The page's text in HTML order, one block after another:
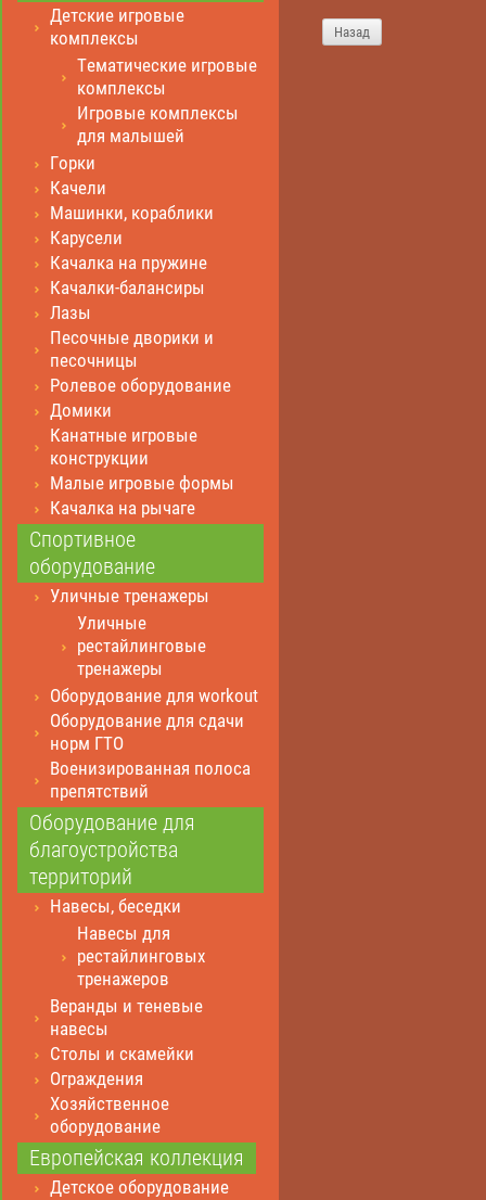
Детские игровые
комплексы
Тематические игровые
комплексы
Игровые комплексы
для малышей
Горки
Качели
Машинки, кораблики
Карусели
Качалка на пружине
Качалки-балансиры
Лазы
Песочные дворики и
песочницы
Ролевое оборудование
Домики
Канатные игровые
конструкции
Малые игровые формы
Качалка на рычаге
Спортивное
оборудование
Уличные тренажеры
Уличные
рестайлинговые
тренажеры
Оборудование для workout
Оборудование для сдачи
норм ГТО
Военизированная полоса
препятствий
Оборудование для
благоустройства
территорий
Навесы, беседки
Навесы для
рестайлинговых
тренажеров
Веранды и теневые
навесы
Столы и скамейки
Ограждения
Хозяйственное
оборудование
Европейская коллекция
Детское оборудование
Назад